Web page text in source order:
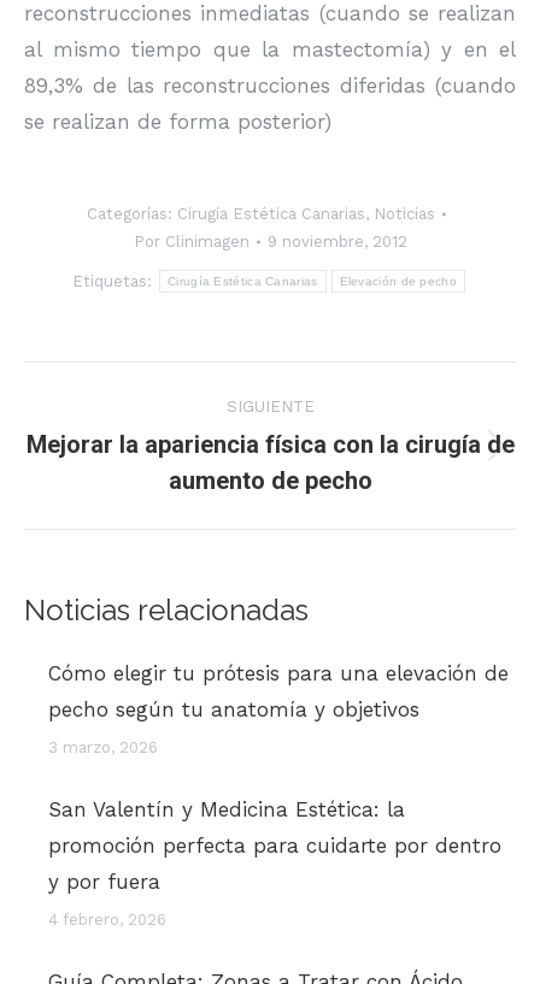
reconstrucciones inmediatas (cuando se realizan
al mismo tiempo que la mastectomía) y en el
89,3% de las reconstrucciones diferidas (cuando
se realizan de forma posterior)
Categorías: Cirugía Estética Canarias, Noticias
Por Clinimagen 9 noviembre, 2012
Etiquetas: Cirugía Estética Canarias Elevación de pecho
entre
publicaciones
SIGUIENTE
siguiente:
Mejorar la apariencia física con la cirugía de
aumento de pecho
Noticias relacionadas
Cómo elegir tu prótesis para una elevación de
pecho según tu anatomía y objetivos
3 marzo, 2026
San Valentín y Medicina Estética: la
promoción perfecta para cuidarte por dentro
y por fuera
4 febrero, 2026